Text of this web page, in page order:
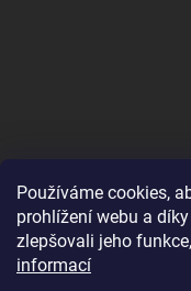
Používáme cookies,
prohlížení webu a
zlepšovali jeho
informací
B2B shop